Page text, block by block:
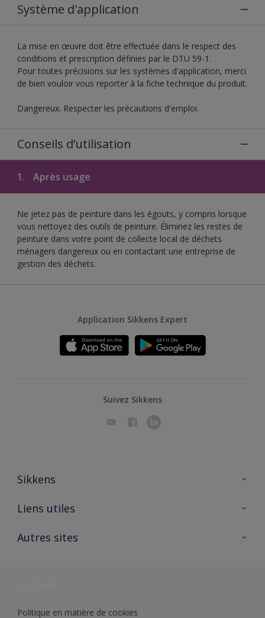
Système d'application
La mise en œuvre doit être effectuée dans le respect des
conditions et prescription définies par le DTU 59-1.
Pour toutes précisions sur les systèmes d'application, merci
de bien vouloir vous reporter à la fiche technique du produit.
Dangereux. Respecter les précautions d'emploi.
Conseils d’utilisation
1. Après usage
Ne jetez pas de peinture dans les égouts, y compris lorsque
vous nettoyez des outils de peinture. Éliminez les restes de
peinture dans votre point de collecte local de déchets
ménagers dangereux ou en contactant une entreprise de
gestion des déchets.
Application Sikkens Expert
Suivez Sikkens
Sikkens
A propos de Sikkens
Liens utiles
Ouvrir un magasin PASS
Autres sites
Politique en matière de cookies